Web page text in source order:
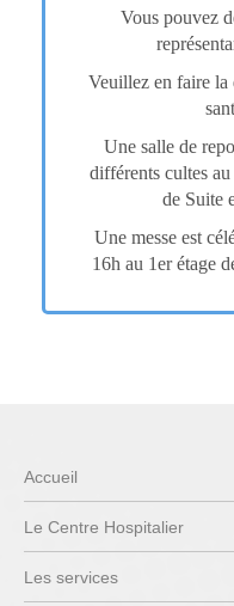
Vous pouvez
Veuillez en faire la
Une salle de
différents cultes
de Suite
Une messe est
16h au 1er étage
Accueil
Le Centre Hospitalier
Les services